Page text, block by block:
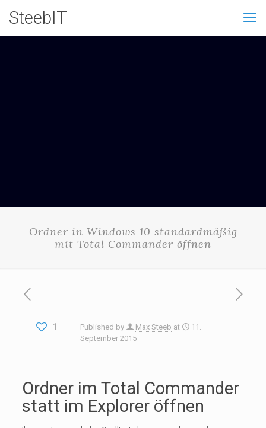
SteebIT
Ordner in Windows 10 standardmäßig
mit Total Commander öffnen
1 Published by Max Steeb at
11.
September 2015
Ordner im Total Commander
statt im Explorer öffnen